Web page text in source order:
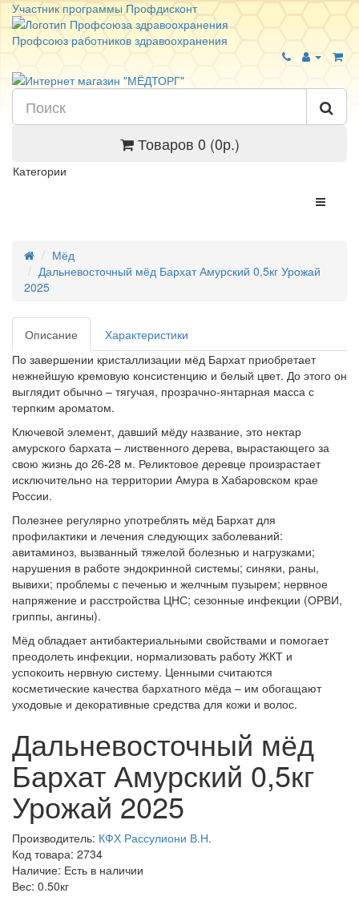
Участник программы Профдисконт
Профсоюз работников здравоохранения
Товаров 0 (0р.)
Категории
Мёд
Дальневосточный мёд Бархат Амурский 0,5кг Урожай
2025
Описание
Характеристики
По завершении кристаллизации мёд Бархат приобретает
нежнейшую кремовую консистенцию и белый цвет. До этого он
выглядит обычно – тягучая, прозрачно-янтарная масса с
терпким ароматом.
Ключевой элемент, давший мёду название, это нектар
амурского бархата – лиственного дерева, вырастающего за
свою жизнь до 26-28 м. Реликтовое деревце произрастает
исключительно на территории Амура в Хабаровском крае
России.
Полезнее регулярно употреблять мёд Бархат для
профилактики и лечения следующих заболеваний:
авитаминоз, вызванный тяжелой болезнью и нагрузками;
нарушения в работе эндокринной системы; синяки, раны,
вывихи; проблемы с печенью и желчным пузырем; нервное
напряжение и расстройства ЦНС; сезонные инфекции (ОРВИ,
гриппы, ангины).
Мёд обладает антибактериальными свойствами и помогает
преодолеть инфекции, нормализовать работу ЖКТ и
успокоить нервную систему. Ценными считаются
косметические качества бархатного мёда – им обогащают
уходовые и декоративные средства для кожи и волос.
Дальневосточный мёд
Бархат Амурский 0,5кг
Урожай 2025
Производитель: КФХ Рассулиони В.Н.
Код товара: 2734
Наличие: Есть в наличии
Вес: 0.50кг